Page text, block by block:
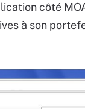
côté
à son